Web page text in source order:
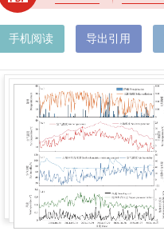
手机阅读 导出引用